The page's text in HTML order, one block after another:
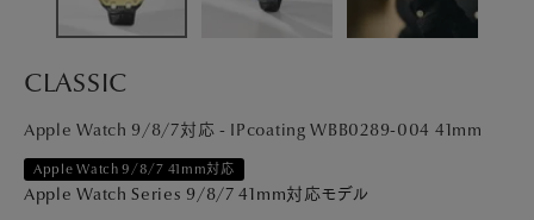
CLASSIC
Apple Watch 9/8/7対応 - IPcoating WBB0289-004 41mm
Apple Watch 9/8/7 41mm対応
Apple Watch Series 9/8/7 41mm対応モデル